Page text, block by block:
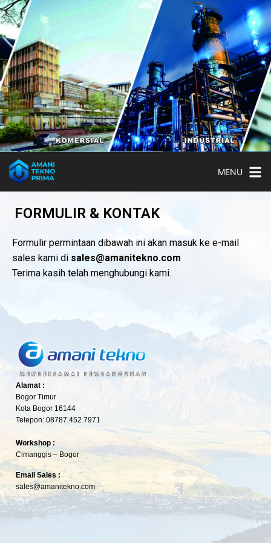
MENU
FORMULIR & KONTAK
Formulir permintaan dibawah ini akan masuk ke e-mail
sales kami di sales@amanitekno.com
Terima kasih telah menghubungi kami.
Alamat :
Bogor Timur
Kota Bogor 16144
Telepon: 08787.452.7971
Workshop :
Cimanggis – Bogor
Email Sales :
sales@amanitekno.com